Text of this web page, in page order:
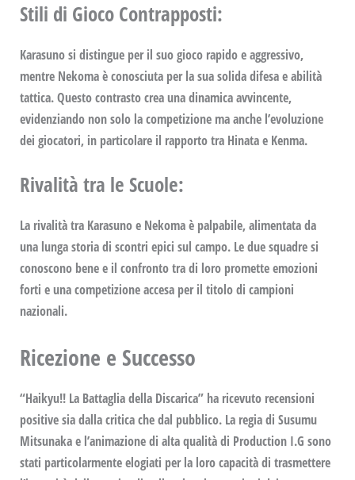
Stili di Gioco Contrapposti:
Karasuno si distingue per il suo gioco rapido e aggressivo,
mentre Nekoma è conosciuta per la sua solida difesa e abilità
tattica. Questo contrasto crea una dinamica avvincente,
evidenziando non solo la competizione ma anche l’evoluzione
dei giocatori, in particolare il rapporto tra Hinata e Kenma.
Rivalità tra le Scuole:
La rivalità tra Karasuno e Nekoma è palpabile, alimentata da
una lunga storia di scontri epici sul campo. Le due squadre si
conoscono bene e il confronto tra di loro promette emozioni
forti e una competizione accesa per il titolo di campioni
nazionali.
Ricezione e Successo
“Haikyu!! La Battaglia della Discarica” ha ricevuto recensioni
positive sia dalla critica che dal pubblico. La regia diSusumu
Mitsunakae l’animazione di alta qualità di Production I.G sono
stati particolarmente elogiati per la loro capacità di trasmettere